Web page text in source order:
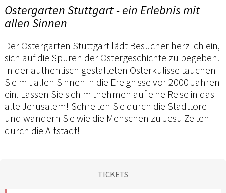
Ostergarten Stuttgart - ein Erlebnis mit
allen Sinnen
Der Ostergarten Stuttgart lädt Besucher herzlich ein,
sich auf die Spuren der Ostergeschichte zu begeben.
In der authentisch gestalteten Osterkulisse tauchen
Sie mit allen Sinnen in die Ereignisse vor 2000 Jahren
ein. Lassen Sie sich mitnehmen auf eine Reise in das
alte Jerusalem! Schreiten Sie durch die Stadttore
und wandern Sie wie die Menschen zu Jesu Zeiten
durch die Altstadt!
TICKETS